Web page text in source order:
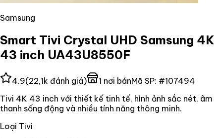
Samsung
Smart Tivi Crystal UHD Samsung 4K
43 inch UA43U8550F
4.9(22,1k đánh giá) 1 nơi bánMã SP: #107494
Tivi 4K 43 inch với thiết kế tinh tế, hình ảnh sắc nét, âm
thanh sống động và nhiều tính năng thông minh.
Loại Tivi